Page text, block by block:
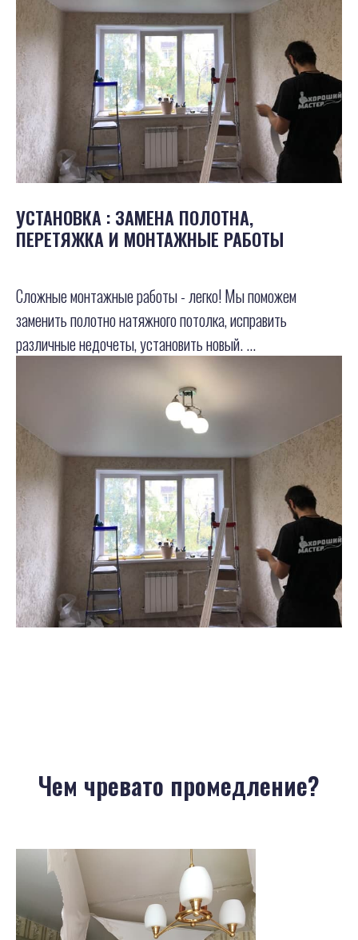
УСТАНОВКА : ЗАМЕНА ПОЛОТНА,
ПЕРЕТЯЖКА И МОНТАЖНЫЕ РАБОТЫ
Сложные монтажные работы - легко! Мы поможем
заменить полотно натяжного потолка, исправить
различные недочеты, установить новый. ...
Чем чревато промедление?